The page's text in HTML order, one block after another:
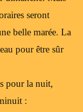
seront
belle marée. La
pour être sûr
pour la nuit,
: